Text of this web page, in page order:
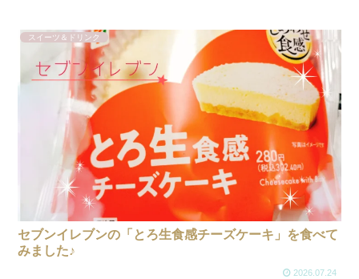
スイーツ＆ドリンク
セブンイレブンの「とろ生食感チーズケーキ」を食べて
みました♪
2026.07.24